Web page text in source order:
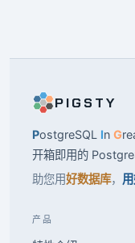
PIGSTY
PostgreSQL In G
开箱即用的
助您用好数据库，
产品